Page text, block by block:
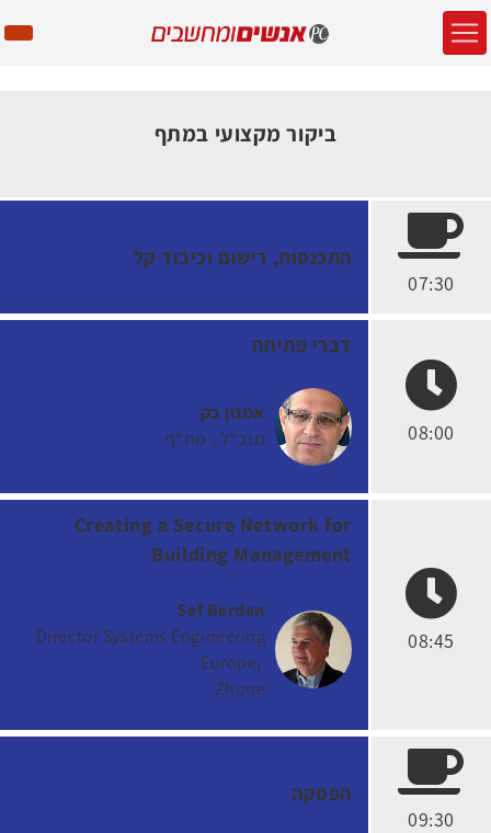
ביקור מקצועי במתף
07:30
התכנסות, רישום וכיבוד קל
08:00
דברי פתיחה
אמנון בק
מנכ"ל מת"ף
08:45
Creating a Secure Network for
Building Management
Sef Berden
Director Systems Engineering
Europe
Zhone
09:30
הפסקה